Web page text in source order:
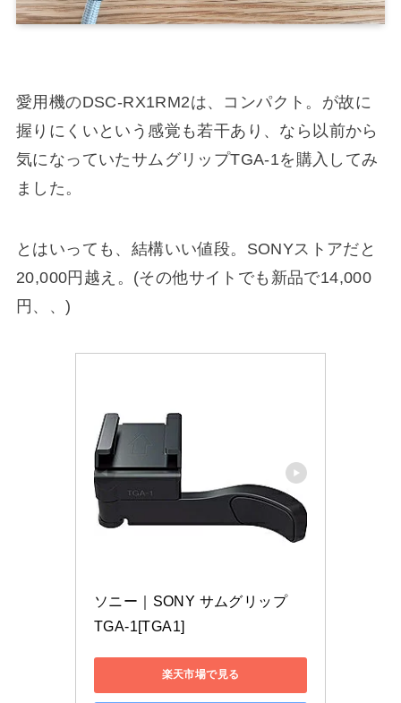
愛用機のDSC-RX1RM2は、コンパクト。が故に
握りにくいという感覚も若干あり、なら以前から
気になっていたサムグリップTGA-1を購入してみ
ました。
とはいっても、結構いい値段。SONYストアだと
20,000円越え。(その他サイトでも新品で14,000
円、、)
ソニー｜SONY サムグリップ
TGA-1[TGA1]
楽天市場で見る